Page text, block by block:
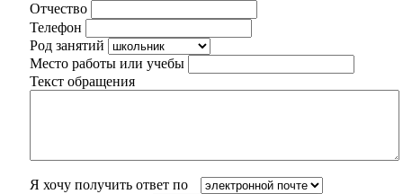
Отчество
Телефон
Род занятий
Место работы или учебы
Текст обращения
Я хочу получить ответ по